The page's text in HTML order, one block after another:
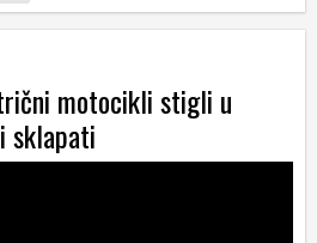
motocikli stigli u
sklapati